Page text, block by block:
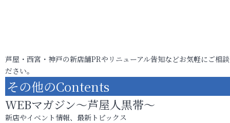
芦屋・西宮・神戸の新店舗PRやリニューアル告知などお気軽にご相
ださい。
その他のContents
WEBマガジン～芦屋人黒帯～
新店やイベント情報、最新トピックス